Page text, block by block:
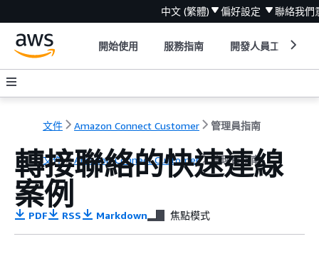
中文 (繁體) 偏好設定 聯絡我們
開始使用 服務指南 開發人員工具
文件 Amazon Connect Customer 管理員指南
文件 Amazon Connect Customer 管理員指南
轉接聯絡的快速連線
案例
PDF RSS Markdown 焦點模式